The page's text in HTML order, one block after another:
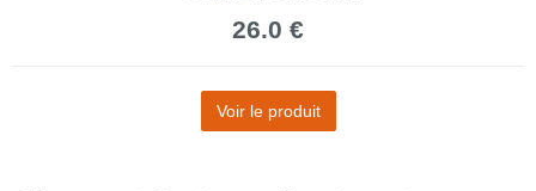
26.0 €
Voir le produit